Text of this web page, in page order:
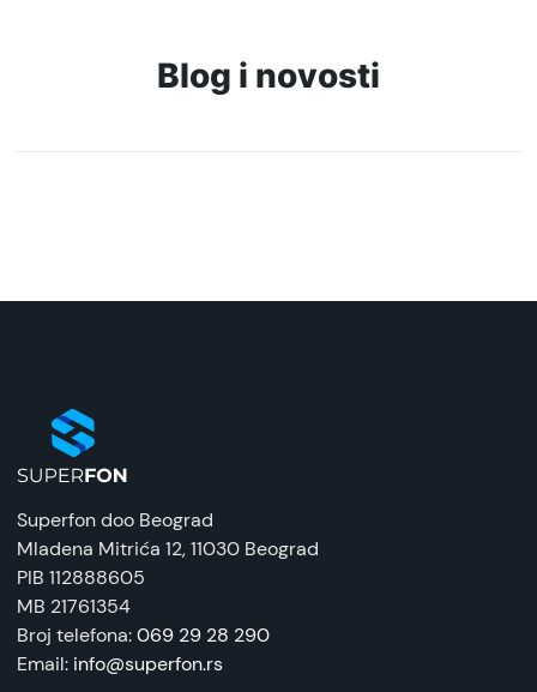
zakona o zaštiti potrošača. Detaljnije o ugovoru
na daljinu, uslove reklamacije i povrata pročitajte
-ovde
Napomena:
Superfon doo se trudi da informacije i fotografije
artikala budu što tačnije i detaljnije ali ne može
da garantuje da su svi podaci apsolutno ispravni.
Blog i novosti
Superfon doo Beograd
Mladena Mitrića 12, 11030 Beograd
PIB 112888605
MB 21761354
Broj telefona:069 29 28 290
Email: info@superfon.rs